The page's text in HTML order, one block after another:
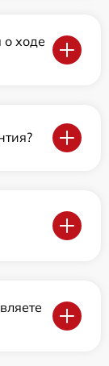
ходе